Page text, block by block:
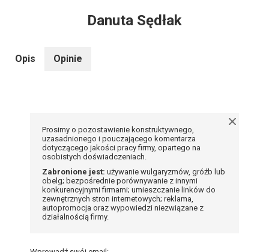
Danuta Sędłak
Opis Opinie
Prosimy o pozostawienie konstruktywnego,
uzasadnionego i pouczającego komentarza
dotyczącego jakości pracy firmy, opartego na
osobistych doświadczeniach.
Zabronione jest: używanie wulgaryzmów, gróźb lub
obelg; bezpośrednie porównywanie z innymi
konkurencyjnymi firmami; umieszczanie linków do
zewnętrznych stron internetowych; reklama,
autopromocja oraz wypowiedzi niezwiązane z
działalnością firmy.